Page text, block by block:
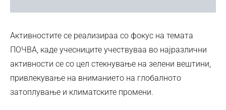
Активностите се реализираа со фокус на темата
ПОЧВА, каде учесниците учествуваа во најразлични
активности се со цел стекнување на зелени вештини,
привлекување на вниманието на глобалното
затоплување и климатските промени.